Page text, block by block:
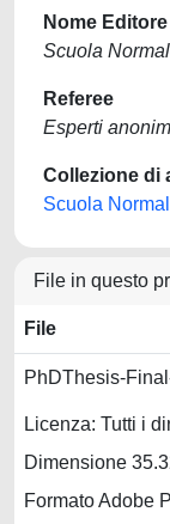
Nome Editore
Scuola
Referee
Esperti
Collezione di
Scuola
File in questo
File
PhDThesis-
Licenza: Tutti i
Dimensione
Formato Adobe